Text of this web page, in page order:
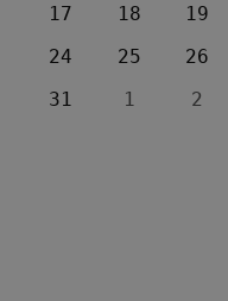
17
18 19
24
25 26
31
1 2